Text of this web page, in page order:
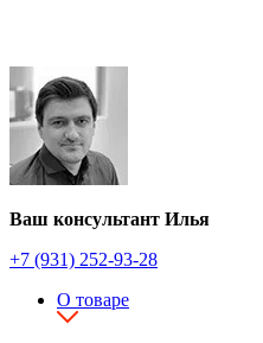
Ваш консультант Илья
+7 (931) 252-93-28
О товаре